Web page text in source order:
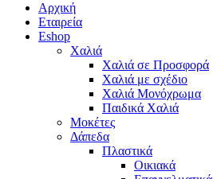
Αρχική
Εταιρεία
Eshop
Χαλιά
Χαλιά σε Προσφορά
Χαλιά με σχέδιο
Χαλιά Μονόχρωμα
Παιδικά Χαλιά
Μοκέτες
Δάπεδα
Πλαστικά
Οικιακά